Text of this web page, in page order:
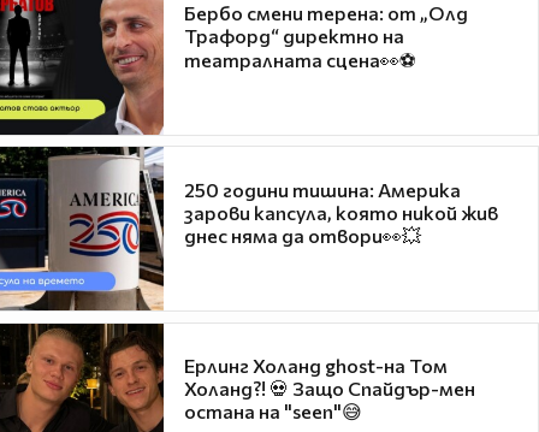
Бербо смени терена: от „Олд
Трафорд“ директно на
театралната сцена👀⚽
250 години тишина: Америка
зарови капсула, която никой жив
днес няма да отвори👀💥
Ерлинг Холанд ghost-на Том
Холанд?! 💀 Защо Спайдър-мен
остана на "seen"😅